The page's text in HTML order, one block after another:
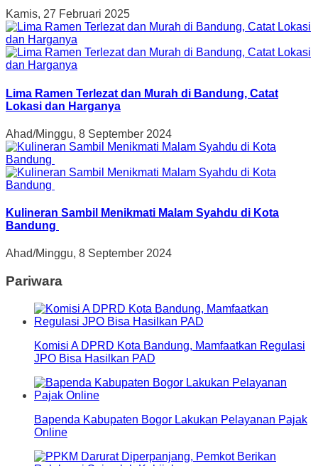
Kamis, 27 Februari 2025
Lima Ramen Terlezat dan Murah di Bandung, Catat
Lokasi dan Harganya
Ahad/Minggu, 8 September 2024
Kulineran Sambil Menikmati Malam Syahdu di Kota
Bandung
Ahad/Minggu, 8 September 2024
Pariwara
Komisi A DPRD Kota Bandung, Mamfaatkan Regulasi
JPO Bisa Hasilkan PAD
Bapenda Kabupaten Bogor Lakukan Pelayanan Pajak
Online